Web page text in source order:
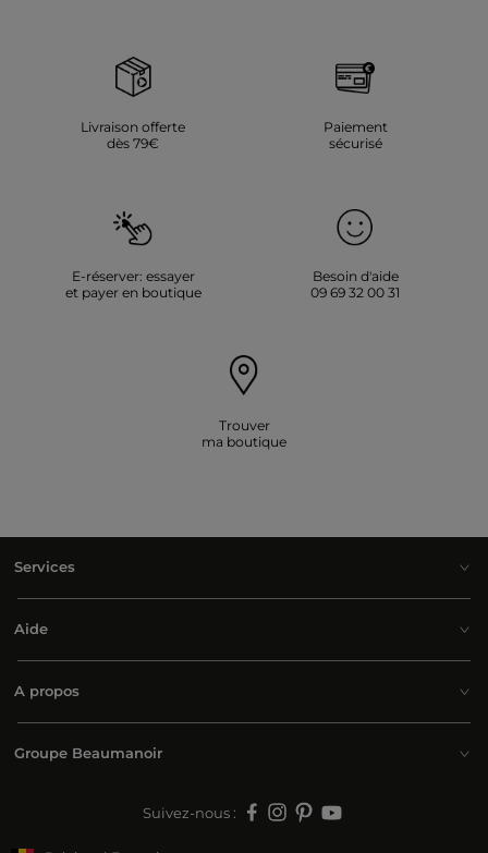
Livraison offerte
dès 79€
Paiement
sécurisé
E-réserver: essayer
et payer en boutique
Besoin d'aide
09 69 32 00 31
Trouver
ma boutique
Services
Aide
A propos
Groupe Beaumanoir
Suivez-nous :